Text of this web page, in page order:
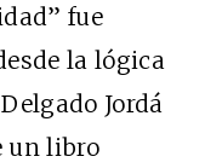
fue
la lógica
Jordá
un libro